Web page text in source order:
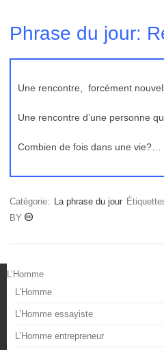
Phrase du jour:
Une rencontre, forcément
Une rencontre d’une personne
Combien de fois dans une vie?…
Catégorie: La phrase du jour
BY
L’Homme
L’Homme
L’Homme essayiste
L’Homme entrepreneur